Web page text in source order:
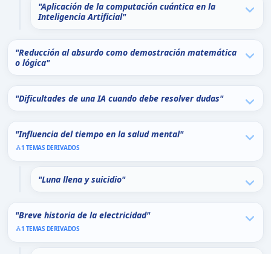
"Aplicación de la computación cuántica en la
Inteligencia Artificial"
"Reducción al absurdo como demostración matemática
o lógica"
"Dificultades de una IA cuando debe resolver dudas"
"Influencia del tiempo en la salud mental"
1 TEMAS DERIVADOS
"Luna llena y suicidio"
"Breve historia de la electricidad"
1 TEMAS DERIVADOS